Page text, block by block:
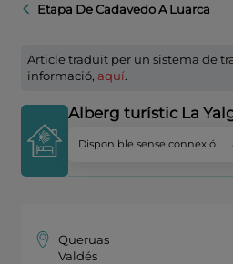
Etapa De Cadavedo A Luarca
Article traduït per un sistema de
informació, aquí.
Alberg turístic La
Disponible sense connexió
Queruas
Valdés